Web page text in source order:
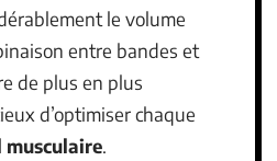
le volume
entre bandes et
de plus en plus
d’optimiser chaque
.